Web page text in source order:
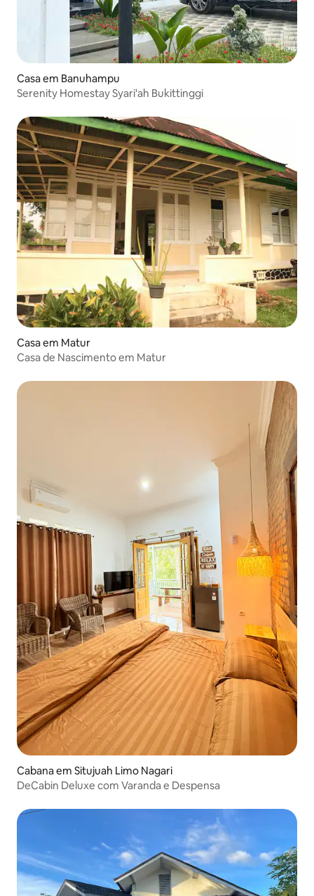
Casa em Banuhampu
Serenity Homestay Syari'ah Bukittinggi
Casa em Matur
Casa de Nascimento em Matur
Cabana em Situjuah Limo Nagari
DeCabin Deluxe com Varanda e Despensa